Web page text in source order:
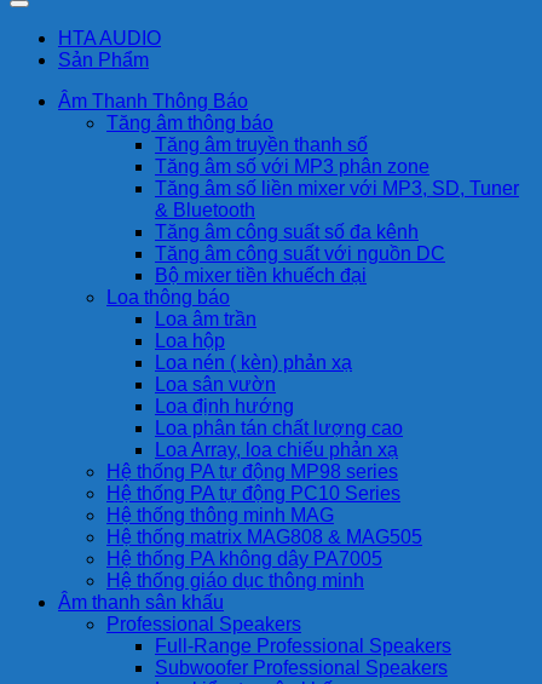
HTA AUDIO
Sản Phẩm
Âm Thanh Thông Báo
Tăng âm thông báo
Tăng âm truyền thanh số
Tăng âm số với MP3 phân zone
Tăng âm số liền mixer với MP3, SD, Tuner
& Bluetooth
Tăng âm công suất số đa kênh
Tăng âm công suất với nguồn DC
Bộ mixer tiền khuếch đại
Loa thông báo
Loa âm trần
Loa hộp
Loa nén ( kèn) phản xạ
Loa sân vườn
Loa định hướng
Loa phân tán chất lượng cao
Loa Array, loa chiếu phản xạ
Hệ thống PA tự động MP98 series
Hệ thống PA tự động PC10 Series
Hệ thống thông minh MAG
Hệ thống matrix MAG808 & MAG505
Hệ thống PA không dây PA7005
Hệ thống giáo dục thông minh
Âm thanh sân khấu
Professional Speakers
Full-Range Professional Speakers
Subwoofer Professional Speakers